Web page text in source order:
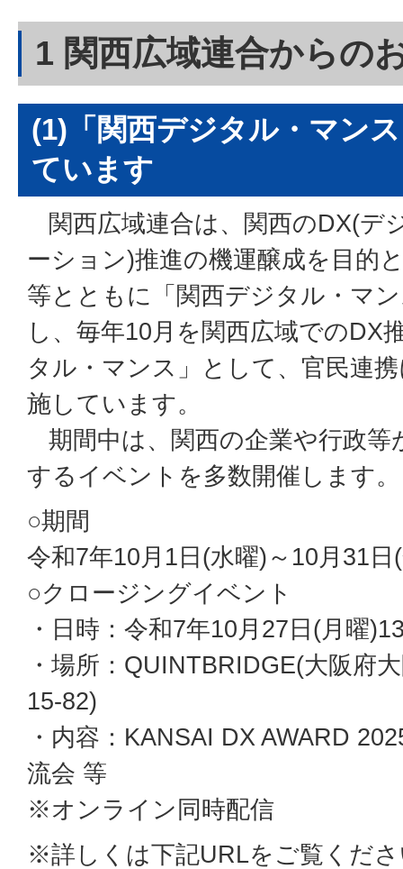
1 関西広域連合からの
(1)「関西デジタル・マン
ています
関西広域連合は、関西のDX(デ
ーション)推進の機運醸成を目的
等とともに「関西デジタル・マ
し、毎年10月を関西広域でのDX
タル・マンス」として、官民連
施しています。
期間中は、関西の企業や行政等
するイベントを多数開催します。
○期間
令和7年10月1日(水曜)～10月31日
○クロージングイベント
・日時：令和7年10月27日(月曜
・場所：QUINTBRIDGE(大阪府
15-82)
・内容：KANSAI DX AWARD
流会 等
※オンライン同時配信
※詳しくは下記URLをご覧くだ